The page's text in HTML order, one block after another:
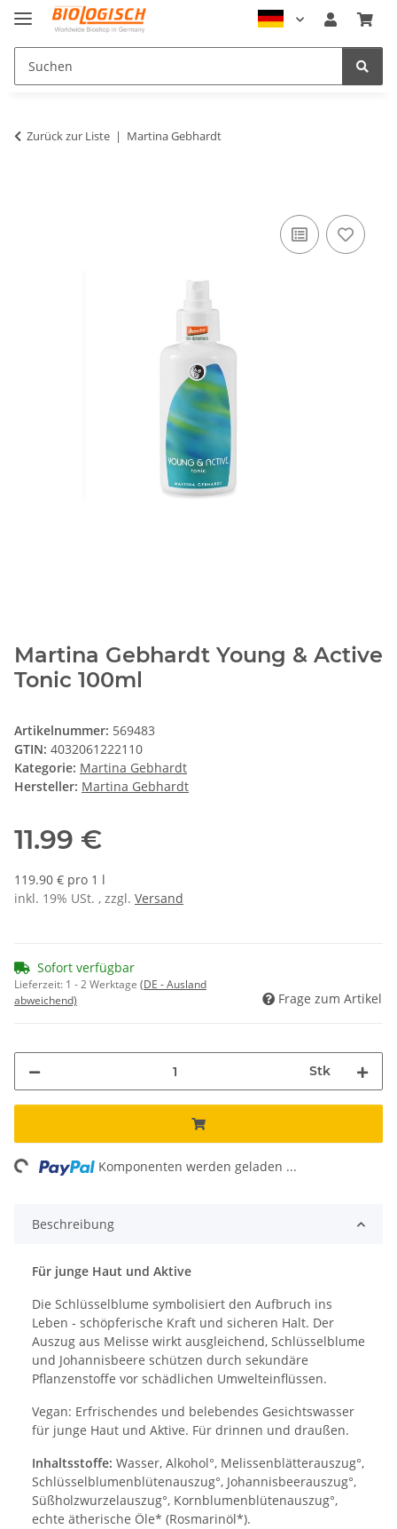
Zurück zur Liste Martina Gebhardt
Martina Gebhardt Young & Active
Tonic 100ml
Artikelnummer: 569483
GTIN: 4032061222110
Kategorie: Martina Gebhardt
Hersteller: Martina Gebhardt
11.99 €
119.90 € pro 1 l
inkl. 19% USt. , zzgl. Versand
Sofort verfügbar
Lieferzeit: 1 - 2 Werktage (DE - Ausland
abweichend)
Frage zum Artikel
Stk
Komponenten werden geladen ...
Beschreibung
Für junge Haut und Aktive
Die Schlüsselblume symbolisiert den Aufbruch ins
Leben - schöpferische Kraft und sicheren Halt. Der
Auszug aus Melisse wirkt ausgleichend, Schlüsselblume
und Johannisbeere schützen durch sekundäre
Pflanzenstoffe vor schädlichen Umwelteinflüssen.
Vegan: Erfrischendes und belebendes Gesichtswasser
für junge Haut und Aktive. Für drinnen und draußen.
Inhaltsstoffe: Wasser, Alkohol°, Melissenblätterauszug°,
Schlüsselblumenblütenauszug°, Johannisbeerauszug°,
Süßholzwurzelauszug°, Kornblumenblütenauszug°,
echte ätherische Öle* (Rosmarinöl*).